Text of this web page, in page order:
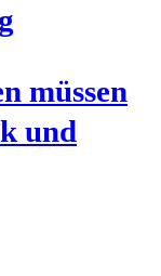
müs­sen
und